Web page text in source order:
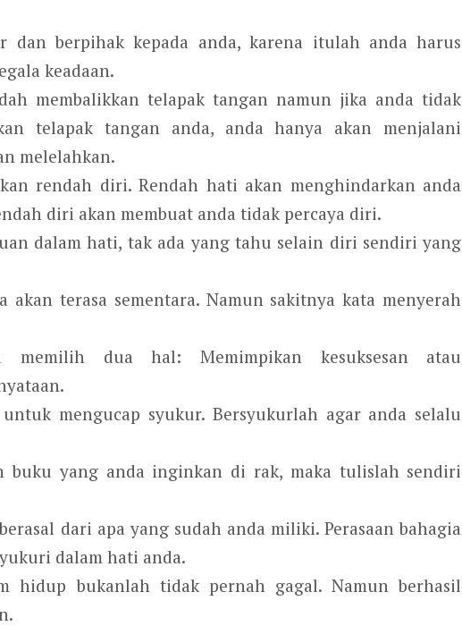
dan berpihak kepada anda, karena itulah anda harus
keadaan.
membalikkan telapak tangan namun jika anda tidak
telapak tangan anda, anda hanya akan menjalani
melelahkan.
rendah diri. Rendah hati akan menghindarkan anda
diri akan membuat anda tidak percaya diri.
dalam hati, tak ada yang tahu selain diri sendiri yang
akan terasa sementara. Namun sakitnya kata menyerah
memilih dua hal: Memimpikan kesuksesan atau
mengucap syukur. Bersyukurlah agar anda selalu
buku yang anda inginkan di rak, maka tulislah sendiri
dari apa yang sudah anda miliki. Perasaan bahagia
dalam hati anda.
hidup bukanlah tidak pernah gagal. Namun berhasil